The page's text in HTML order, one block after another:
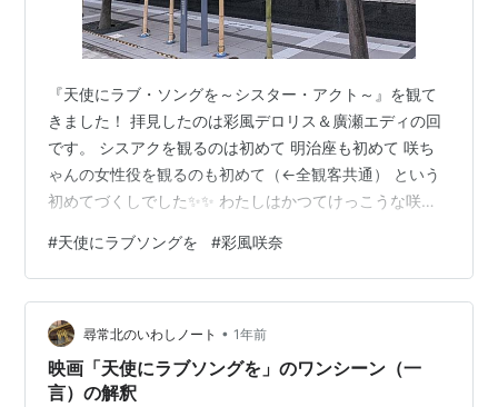
『天使にラブ・ソングを～シスター・アクト～』を観て
きました！ 拝見したのは彩風デロリス＆廣瀬エディの回
です。 シスアクを観るのは初めて 明治座も初めて 咲ち
ゃんの女性役を観るのも初めて（←全観客共通） という
初めてづくしでした✨️✨️ わたしはかつてけっこうな咲ヲ
しまい以後は徐々に“ヲタク”から健全な“ファン”へと移行
していきましたが。 今の咲ちゃんに対する熱量は健全も
いいところですがこのくらいの熱量が推し活の理想だと
思いますほんとに😂 というわけで、作品の感想ではなく
すべて咲ちゃんについての感想です。ネタバレもありま
せん。
#天使にラブソングを #彩風咲奈
尋常北のいわしノート • 1年前
映画「天使にラブソングを」のワンシーン（一
言）の解釈